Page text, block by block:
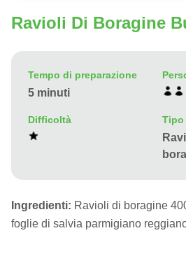
Ravioli Di Boragine
Tempo di preparazione
5 minuti
Difficoltà Tipo
Ingredienti: Ravioli di boragine
foglie di salvia parmigiano